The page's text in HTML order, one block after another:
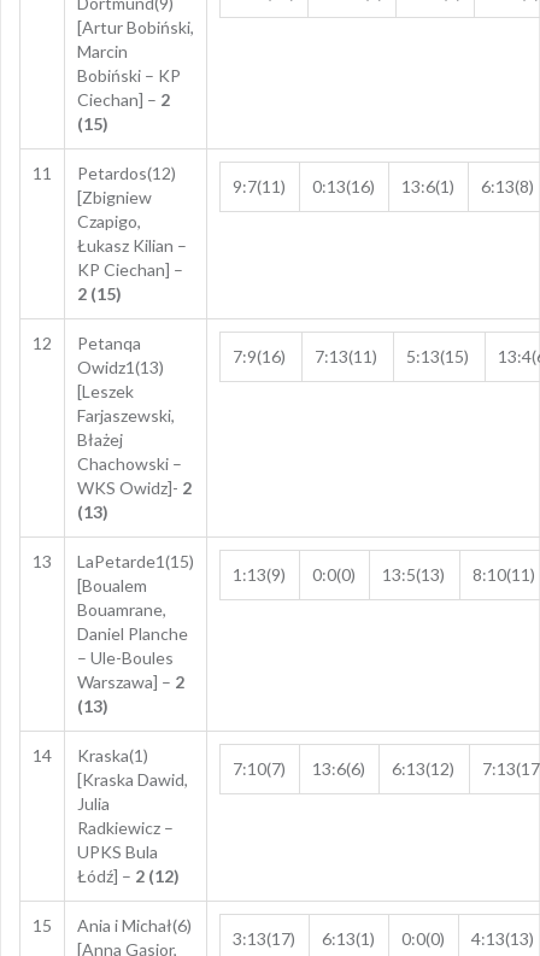
[Artur Bobiński,
Marcin
Bobiński – KP
Ciechan] – 2
(15)
11
Petardos(12)
[Zbigniew
Czapigo,
Łukasz Kilian –
KP Ciechan] –
2 (15)
9:7(11) 0:13(16) 13:6(1) 6:13(8)
12
Petanqa
Owidz1(13)
[Leszek
Farjaszewski,
Błażej
Chachowski –
WKS Owidz]- 2
(13)
7:9(16) 7:13(11) 5:13(15)
13
LaPetarde1(15)
[Boualem
Bouamrane,
Daniel Planche
– Ule-Boules
Warszawa] – 2
(13)
1:13(9) 0:0(0) 13:5(13) 8:10(11)
14
Kraska(1)
[Kraska Dawid,
Julia
Radkiewicz –
UPKS Bula
Łódź] – 2 (12)
7:10(7) 13:6(6) 6:13(12)
15
Ania i Michał(6)
[Anna Gąsior,
3:13(17) 6:13(1) 0:0(0) 4:13(13)